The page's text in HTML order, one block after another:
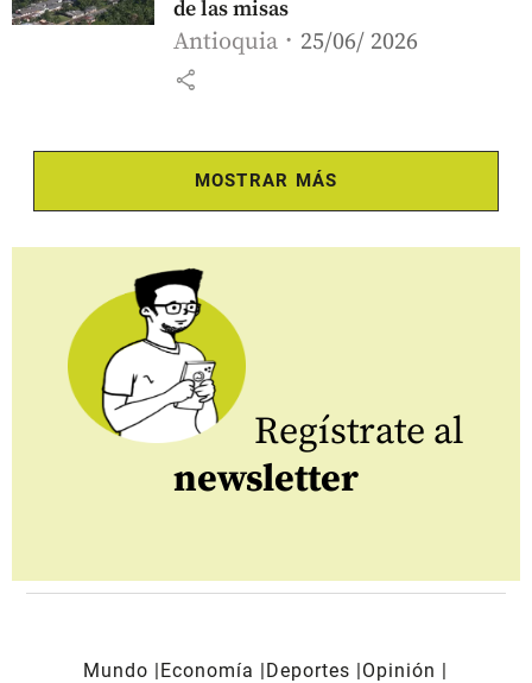
de las misas
Antioquia 25/06/ 2026
share
MOSTRAR MÁS
Regístrate al
newsletter
Mundo Economía Deportes
Opinión